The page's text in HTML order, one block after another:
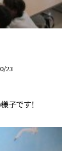
23
子です！